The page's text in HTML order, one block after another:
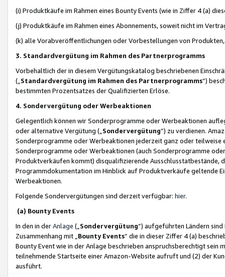
(i) Produktkäufe im Rahmen eines Bounty Events (wie in Ziffer 4 (a)
(j) Produktkäufe im Rahmen eines Abonnements, soweit nicht im
(k) alle Vorabveröffentlichungen oder Vorbestellungen von
3. Standardvergütung im Rahmen des Partnerprogramms
Vorbehaltlich der in diesem Vergütungskatalog beschriebenen
(„ Standardvergütung im Rahmen des Partnerprogramms“)
bestimmten Prozentsatzes der Qualifizierten Erlöse.
4. Sondervergütung oder Werbeaktionen
Gelegentlich können wir Sonderprogramme oder Werbeaktionen
oder alternative Vergütung („ Sondervergütung”) zu verdienen.
Sonderprogramme oder Werbeaktionen jederzeit ganz oder
Sonderprogramme oder Werbeaktionen (auch Sonderprogramme
Produktverkäufen kommt) disqualifizierende Ausschlusstatbestände,
Programmdokumentation im Hinblick auf Produktverkäufe geltende
Werbeaktionen.
Folgende Sondervergütungen sind derzeit verfügbar: hier.
(a) Bounty Events
In den in derAnlage („ Sondervergütung“) aufgeführten Ländern
Zusammenhang mit „ Bounty Events“ die in dieser Ziffer 4 (a)
Bounty Event wie in der Anlage beschrieben anspruchsberechtigt sein
teilnehmende Startseite einer Amazon-Website aufruft und (2) der
ausführt.